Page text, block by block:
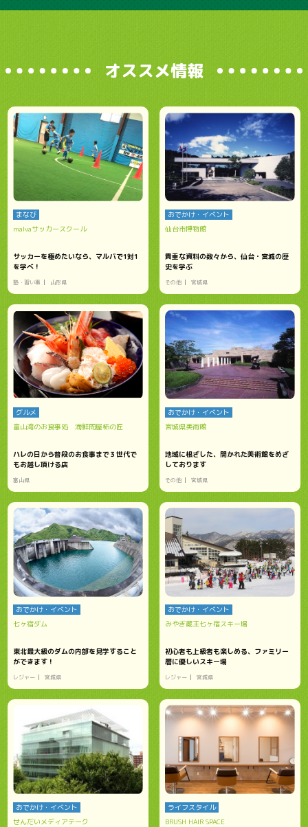
オススメ情報
まなび
malvaサッカースクール
サッカーを極めたいなら、マルバで1対1
を学べ！
塾・習い事 山形県
おでかけ・イベント
仙台市博物館
貴重な資料の数々から、仙台・宮城の歴
史を学ぶ
その他 宮城県
グルメ
富山湾のお食事処 海鮮問屋柿の匠
ハレの日から普段のお食事まで３世代で
もお越し頂ける店
富山県
おでかけ・イベント
宮城県美術館
地域に根ざした、開かれた美術館をめざ
しております
その他 宮城県
おでかけ・イベント
七ヶ宿ダム
東北最大級のダムの内部を見学すること
ができます！
レジャー 宮城県
おでかけ・イベント
みやぎ蔵王七ヶ宿スキー場
初心者も上級者も楽しめる、ファミリー
層に優しいスキー場
レジャー 宮城県
おでかけ・イベント
せんだいメディアテーク
ライフスタイル
BRUSH HAIR SPACE